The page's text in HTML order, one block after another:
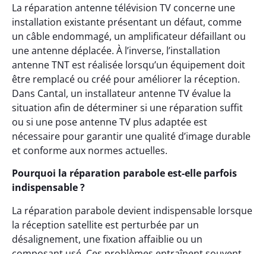
La réparation antenne télévision TV concerne une
installation existante présentant un défaut, comme
un câble endommagé, un amplificateur défaillant ou
une antenne déplacée. À l’inverse, l’installation
antenne TNT est réalisée lorsqu’un équipement doit
être remplacé ou créé pour améliorer la réception.
Dans Cantal, un installateur antenne TV évalue la
situation afin de déterminer si une réparation suffit
ou si une pose antenne TV plus adaptée est
nécessaire pour garantir une qualité d’image durable
et conforme aux normes actuelles.
Pourquoi la réparation parabole est-elle parfois
indispensable ?
La réparation parabole devient indispensable lorsque
la réception satellite est perturbée par un
désalignement, une fixation affaiblie ou un